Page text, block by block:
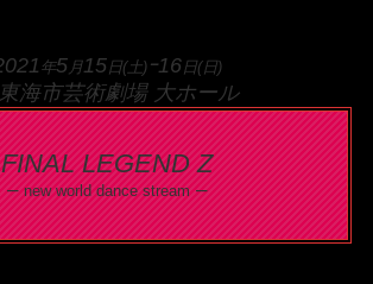
年5 月15日(土)ｰ16日(日)
海市芸術劇場 大ホール
FINAL LEGEND Z
–new world dance stream–